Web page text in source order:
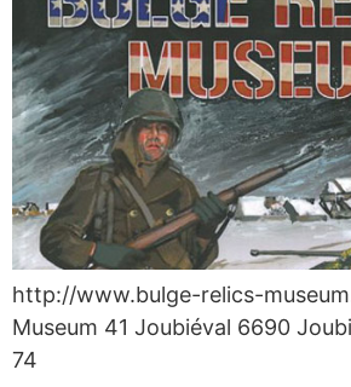
http://www.bulge-relics-
Museum 41 Joubiéval 6690
74